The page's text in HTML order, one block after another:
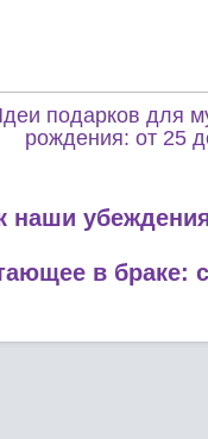
подарков для
рождения: от 25
наши
в